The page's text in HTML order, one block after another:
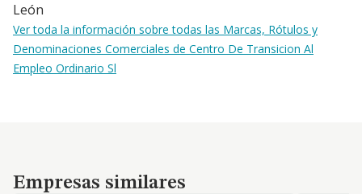
León
Ver toda la información sobre todas las Marcas, Rótulos y
Denominaciones Comerciales de Centro De Transicion Al
Empleo Ordinario Sl
Empresas similares
Empresas similares